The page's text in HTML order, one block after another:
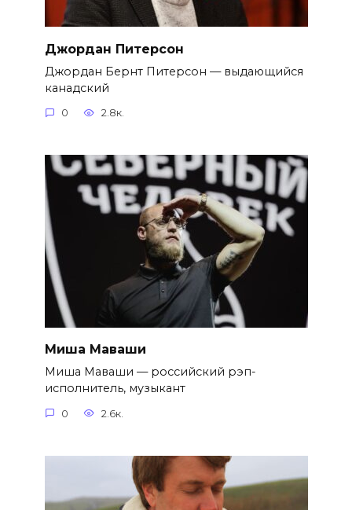
Джордан Питерсон
Джордан Бернт Питерсон — выдающийся
канадский
0 2.8к.
Миша Маваши
Миша Маваши — российский рэп-
исполнитель, музыкант
0 2.6к.